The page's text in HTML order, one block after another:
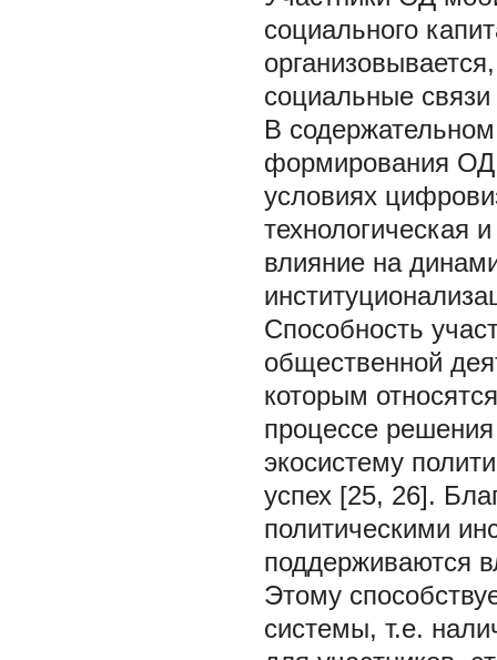
социального
социальные
В
формирования ОД
условиях
технологическая
влияние на
Способность
общественной
которым
процессе
экосистему
успех [25, 26].
политическими
поддерживаются
Этому
системы, т.е.